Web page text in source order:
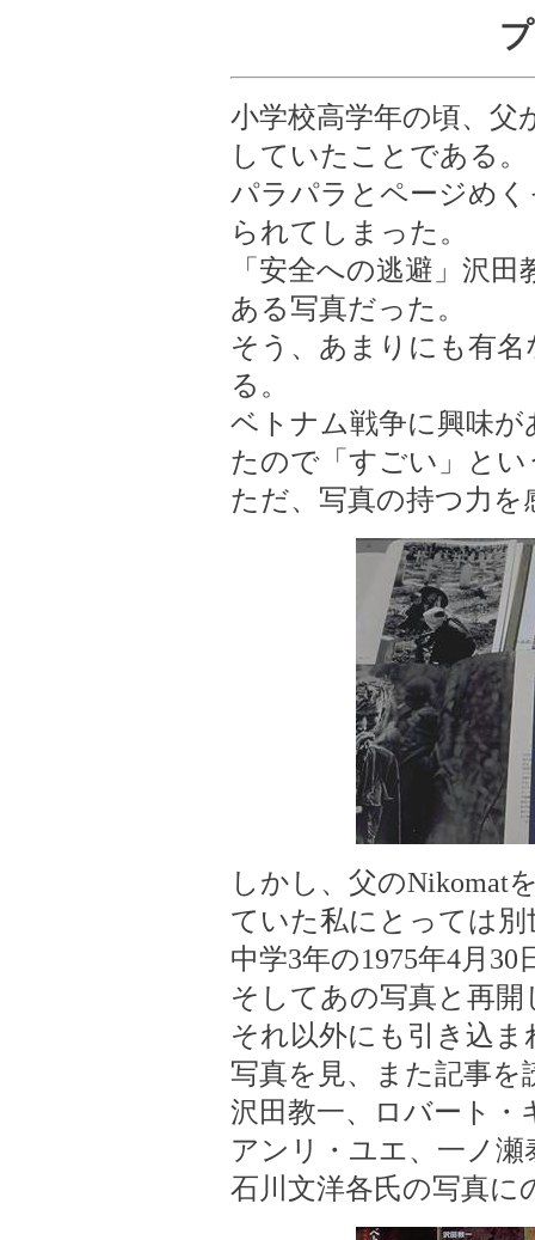
小学校高学年の頃、父
していたことである。
パラパラとページめ
られてしまった。
「安全への逃避」沢
ある写真だった。
そう、あまりにも有
る。
ベトナム戦争に興味
たので「すごい」と
ただ、写真の持つ力
しかし、父のNikomat
ていた私にとっては
中学3年の1975年4月
そしてあの写真と再開
それ以外にも引き込
写真を見、また記事
沢田教一、ロバート
アンリ・ユエ、一ノ瀬
石川文洋各氏の写真